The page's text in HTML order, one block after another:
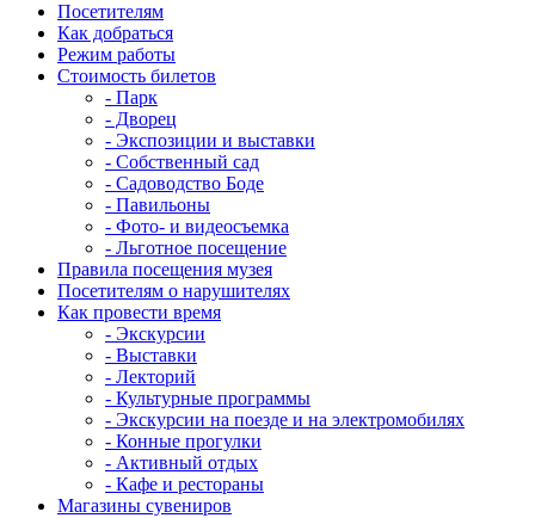
Посетителям
Как добраться
Режим работы
Стоимость билетов
- Парк
- Дворец
- Экспозиции и выставки
- Собственный сад
- Садоводство Боде
- Павильоны
- Фото- и видеосъемка
- Льготное посещение
Правила посещения музея
Посетителям о нарушителях
Как провести время
- Экскурсии
- Выставки
- Лекторий
- Культурные программы
- Экскурсии на поезде и на электромобилях
- Конные прогулки
- Активный отдых
- Кафе и рестораны
Магазины сувениров